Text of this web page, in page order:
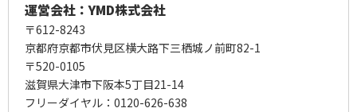
運営会社：YMD株式会社
〒612-8243
京都府京都市伏見区横大路下三栖城ノ前町82-1
〒520-0105
滋賀県大津市下阪本5丁目21-14
フリーダイヤル：0120-626-638